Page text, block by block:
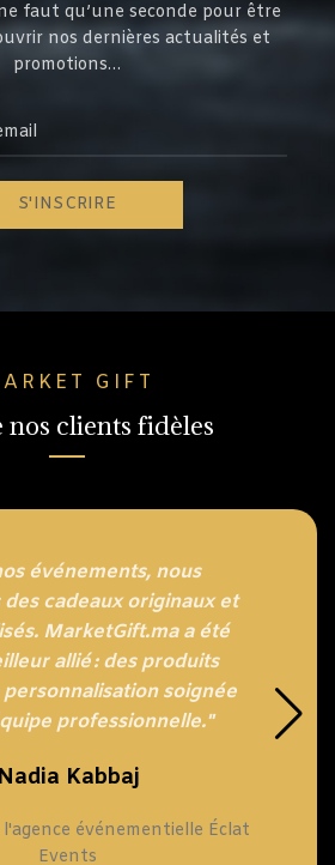
faut qu’une seconde pour être
nos dernières actualités et
promotions…
GIFT
nos clients fidèles
événements, nous
cadeaux originaux et
MarketGift.ma a été
allié : des produits
personnalisation soignée
professionnelle."
Nadia Kabbaj
événementielle Éclat
Events